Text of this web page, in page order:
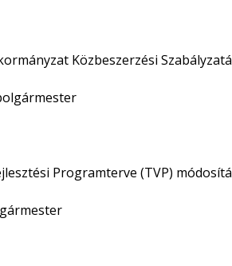
Közbeszerzési
Programterve (TVP)